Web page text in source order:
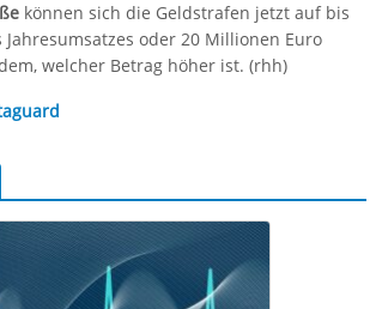
können sich die Geldstrafen jetzt auf bis
Jahresumsatzes oder 20 Millionen Euro
welcher Betrag höher ist. (rhh)